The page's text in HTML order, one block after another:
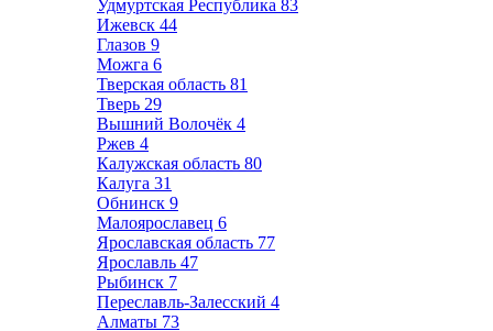
Удмуртская Республика 83
Ижевск 44
Глазов 9
Можга 6
Тверская область 81
Тверь 29
Вышний Волочёк 4
Ржев 4
Калужская область 80
Калуга 31
Обнинск 9
Малоярославец 6
Ярославская область 77
Ярославль 47
Рыбинск 7
Переславль-Залесский 4
Алматы 73